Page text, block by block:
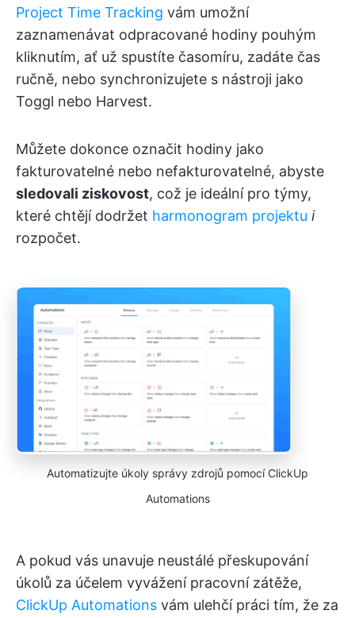
Project Time Tracking vám umožní
zaznamenávat odpracované hodiny pouhým
kliknutím, ať už spustíte časomíru, zadáte čas
ručně, nebo synchronizujete s nástroji jako
Toggl nebo Harvest.
Můžete dokonce označit hodiny jako
fakturovatelné nebo nefakturovatelné, abyste
sledovali ziskovost, což je ideální pro týmy,
které chtějí dodržet harmonogram projektu i
rozpočet.
Automatizujte úkoly správy zdrojů pomocí ClickUp
Automations
A pokud vás unavuje neustálé přeskupování
úkolů za účelem vyvážení pracovní zátěže,
ClickUp Automations vám ulehčí práci tím, že za